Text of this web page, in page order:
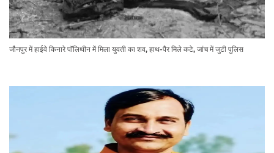
जौनपुर में हाईवे किनारे पॉलिथीन में मिला युवती का शव, हाथ-पैर मिले कटे, जांच में जुटी पुलिस